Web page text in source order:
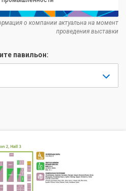
о компании актуальна на момент
проведения выставки
павильон: